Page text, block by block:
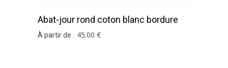
Abat-jour rond coton blanc bordure
ficelle
À partir de : 45.00 €